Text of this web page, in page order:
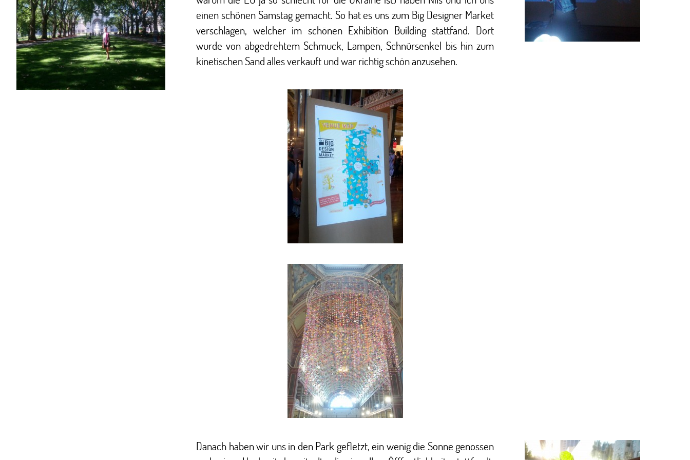
einen schönen Samstag gemacht. So hat es uns zum Big Designer Market
verschlagen, welcher im schönen Exhibition Building stattfand. Dort
wurde von abgedrehtem Schmuck, Lampen, Schnürsenkel bis hin zum
kinetischen Sand alles verkauft und war richtig schön anzusehen.
Danach haben wir uns in den Park gefletzt, ein wenig die Sonne genossen